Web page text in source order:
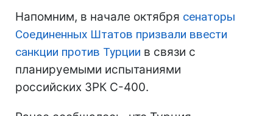
Напомним, в начале октября сенаторы
Соединенных Штатов призвали ввести
санкции против Турции в связи с
планируемыми испытаниями
российских ЗРК С-400.